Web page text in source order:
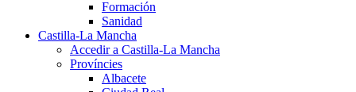
Formación
Sanidad
Castilla-La Mancha
Accedir a Castilla-La Mancha
Províncies
Albacete